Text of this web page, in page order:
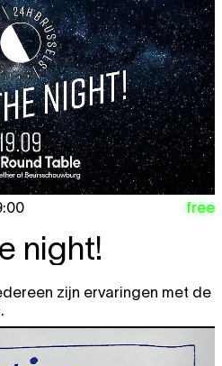
free
night!
zijn ervaringen met de